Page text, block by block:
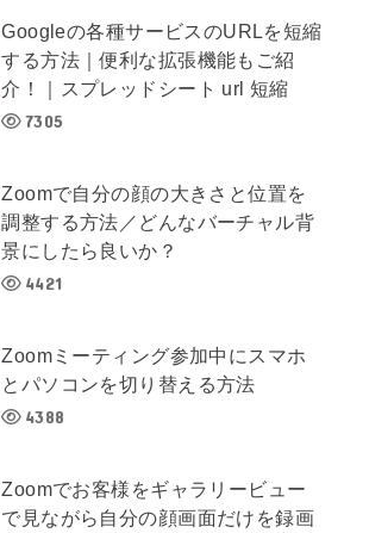
Googleの各種サービスのURLを短縮
する方法｜便利な拡張機能もご紹
介！｜スプレッドシート url 短縮
7305
Zoomで自分の顔の大きさと位置を
調整する方法／どんなバーチャル背
景にしたら良いか？
4421
Zoomミーティング参加中にスマホ
とパソコンを切り替える方法
4388
Zoomでお客様をギャラリービュー
で見ながら自分の顔画面だけを録画